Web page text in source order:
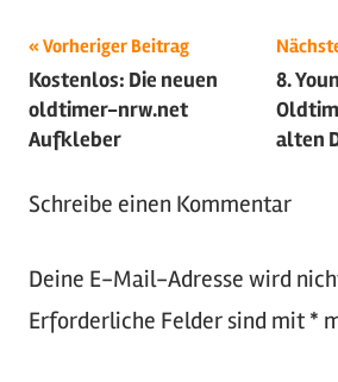
Schlagwörter:
2016,
Oldtimer
Beitragsnavigation
Vorheriger Beitrag
Kostenlos: Die neuen
oldtimer-nrw.net
Aufkleber
8.
alten
Schreibe einen Kommentar
Deine E-Mail-Adresse wird
Erforderliche Felder sind mit *